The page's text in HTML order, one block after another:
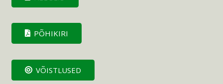
PÕHIKIRI
VÕISTLUSED